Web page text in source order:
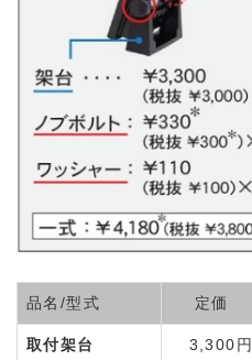
品名/型式 定価
取付架台 3,300円